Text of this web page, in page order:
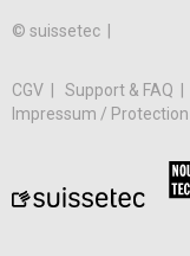
© suissetec |
CGV Support & FAQ
Impressum /